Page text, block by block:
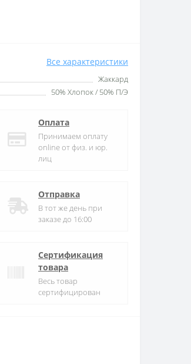
Все характеристики
Жаккард
50% Хлопок / 50% П/Э
Оплата
Принимаем оплату
online от физ. и юр.
лиц
Отправка
В тот же день при
заказе до 16:00
Сертификация
товара
Весь товар
сертифицирован